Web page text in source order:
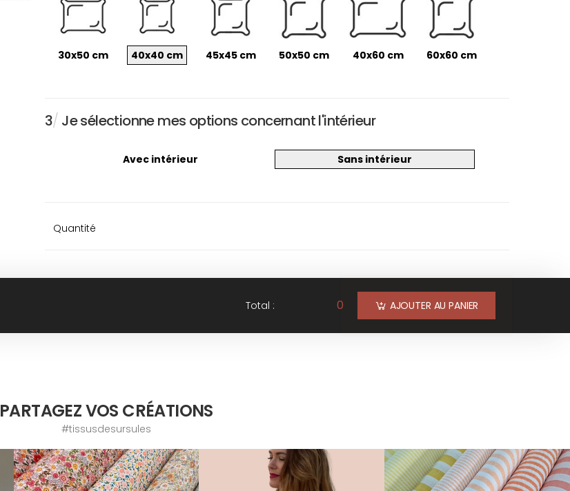
30x50 cm 40x40 cm 45x45 cm 50x50 cm 40x60 cm 60x60 cm
3/ Je sélectionne mes options concernant l'intérieur
Avec intérieur Sans intérieur
Quantité
Total : 0 AJOUTER AU PANIER
PARTAGEZ VOS CRÉATIONS
#tissusdesursules